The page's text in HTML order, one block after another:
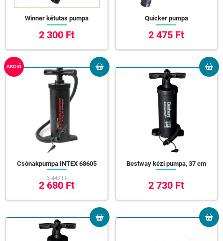
Winner kétutas pumpa
2 300 Ft
Quicker pumpa
2 475 Ft
AKCIÓ
Csónakpumpa INTEX 68605
3 440 Ft
2 680 Ft
Bestway kézi pumpa, 37 cm
2 730 Ft